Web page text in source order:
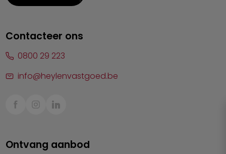
Lier
Sint-Truiden
Waasland
Contacteer ons
0800 29 223
info@heylenvastgoed.be
Ontvang aanbod